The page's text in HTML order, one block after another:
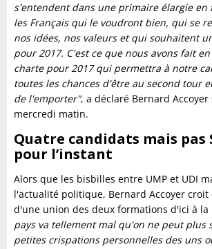
s'entendent dans une primaire élargie en
les Français qui le voudront bien, qui se
nos idées, nos valeurs et qui souhaitent
pour 2017. C'est ce que nous avons fait
charte pour 2017 qui permettra à notre
toutes les chances d'être au second tour
de l'emporter", a déclaré Bernard Accoyer
mercredi matin.
Quatre candidats mais pas
pour l’instant
Alors que les bisbilles entre UMP et UDI
l'actualité politique, Bernard Accoyer
d'une union des deux formations d'ici à la
pays va tellement mal qu'on ne peut plus
petites crispations personnelles des uns